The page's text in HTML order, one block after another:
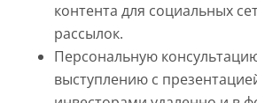
контента для социальных
рассылок.
Персональную
выступлению с